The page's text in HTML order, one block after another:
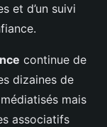
et d’un suivi
continue de
dizaines de
mais
associatifs